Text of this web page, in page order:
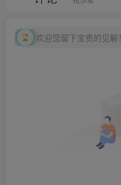
欢迎您留下宝贵的见解！